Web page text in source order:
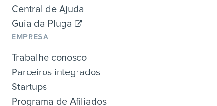
Central de Ajuda
Guia da Pluga
EMPRESA
Trabalhe conosco
Parceiros integrados
Startups
Programa de Afiliados